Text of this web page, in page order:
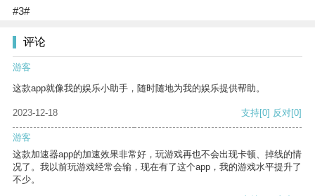
#3#
评论
游客
这款app就像我的娱乐小助手，随时随地为我的娱乐提供帮助。
2023-12-18 支持[0] 反对[0]
游客
这款加速器app的加速效果非常好，玩游戏再也不会出现卡顿、掉线的情
况了。我以前玩游戏经常会输，现在有了这个app，我的游戏水平提升了
不少。